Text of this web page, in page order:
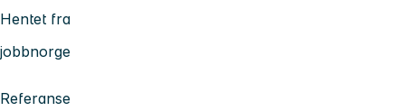
Hentet fra
jobbnorge
Referanse